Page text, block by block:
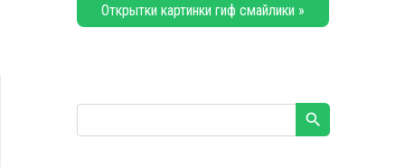
Открытки картинки гиф смайлики »